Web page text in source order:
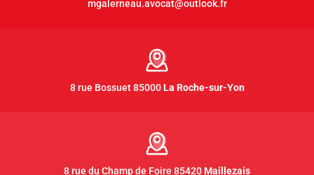
mgalerneau.avocat@outlook.fr
8 rue Bossuet 85000La Roche-sur-Yon
8 rue du Champ de Foire 85420 Maillezais